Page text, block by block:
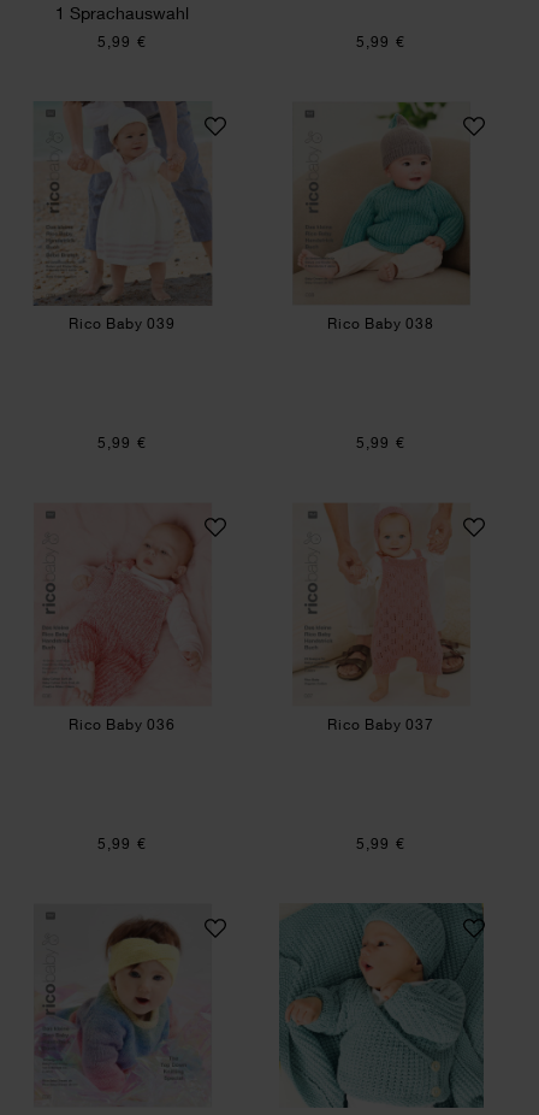
1 Sprachauswahl
5,99 € 5,99 €
Rico Baby 039
Rico Baby 039
5,99 €
Rico Baby 038
Rico Baby 038
5,99 €
Rico Baby 036
Rico Baby 036
5,99 €
Rico Baby 037
Rico Baby 037
5,99 €
Rico Baby 035 Strickanleitung